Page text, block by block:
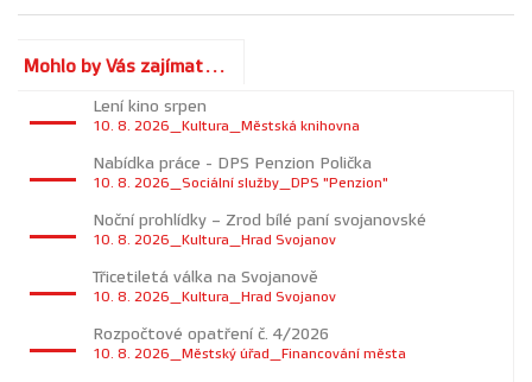
Mohlo by Vás zajímat...
Lení kino srpen
10. 8. 2026_Kultura_Městská knihovna
Nabídka práce - DPS Penzion Polička
10. 8. 2026_Sociální služby_DPS "Penzion"
Noční prohlídky – Zrod bílé paní svojanovské
10. 8. 2026_Kultura_Hrad Svojanov
Třicetiletá válka na Svojanově
10. 8. 2026_Kultura_Hrad Svojanov
Rozpočtové opatření č. 4/2026
10. 8. 2026_Městský úřad_Financování města